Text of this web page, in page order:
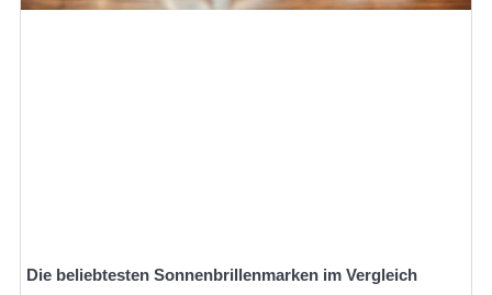
Die beliebtesten Sonnenbrillenmarken im Vergleich